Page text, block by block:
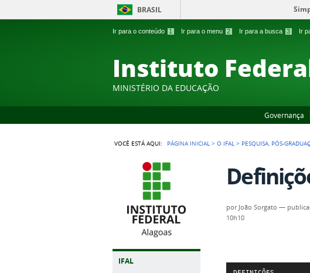
Ir para o conteúdo 1 Ir para o menu 2 Ir para a busca 3 Ir
BRASIL
Instituto
MINISTÉRIO DA EDUCAÇÃO
Governança
VOCÊ ESTÁ AQUI: PÁGINA INICIAL >O IFAL > PESQUISA, PÓS-
IFAL
por João Sorgato —
10h10